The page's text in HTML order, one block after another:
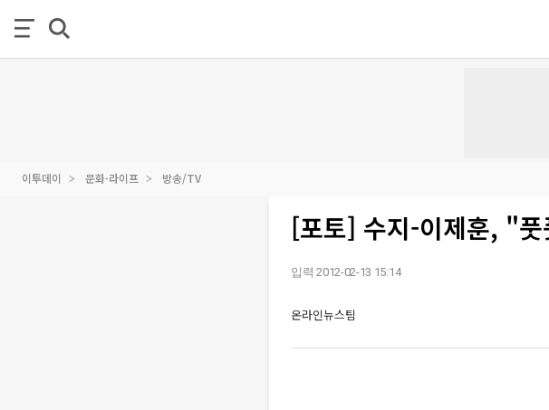
이투데이 문화·라이프 방송/TV
[포토] 수지-이제훈, "
입력 2012-02-13 15:14
온라인뉴스팀